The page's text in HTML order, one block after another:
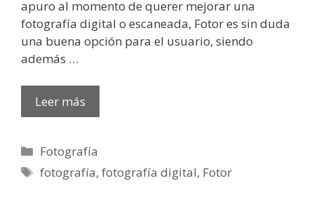
apuro al momento de querer mejorar una
fotografía digital o escaneada, Fotor es sin duda
una buena opción para el usuario, siendo
además …
Leer más
Categorías
Fotografía
Etiquetas
fotografía,fotografía digital, Fotor